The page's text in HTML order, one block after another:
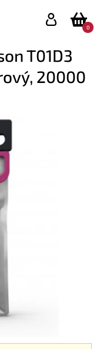
0
T01D3
20000